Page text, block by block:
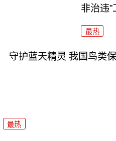
非治违”
最热
守护蓝天精灵 我国鸟类
最热